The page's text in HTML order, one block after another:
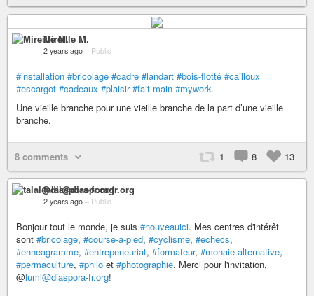
Mireille M.
2 years ago – Public
#installation #bricolage #cadre #landart #bois-flotté #cailloux
#escargot #cadeaux #plaisir #fait-main #mywork
Une vieille branche pour une vieille branche de la part d’une vieille
branche.
8 comments 1 8 13
talal@diaspora-fr.org
2 years ago – Public
Bonjour tout le monde, je suis #nouveauici. Mes centres d'intérêt
sont #bricolage, #course-a-pied, #cyclisme, #echecs,
#enneagramme, #entrepeneuriat, #formateur, #monaie-alternative,
#permaculture, #philo et #photographie. Merci pour l'invitation,
@lumi@diaspora-fr.org!